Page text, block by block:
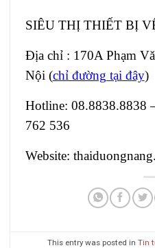
SIÊU THỊ THIẾT BỊ
Địa chỉ : 170A Phạm
Nội (chỉ đường tại đây)
Hotline: 08.8838.8838
762 536
Website:
This entry was posted in Tin